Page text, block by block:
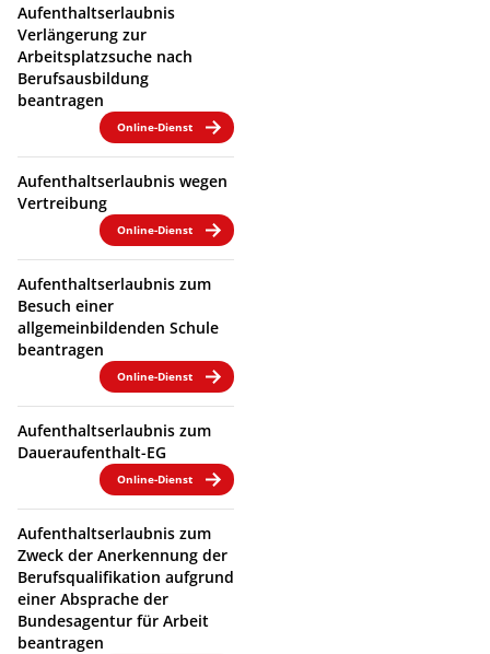
Aufenthaltserlaubnis
Verlängerung zur
Arbeitsplatzsuche nach
Berufsausbildung
beantragen
Online-Dienst
Aufenthaltserlaubnis wegen
Vertreibung
Online-Dienst
Aufenthaltserlaubnis zum
Besuch einer
allgemeinbildenden Schule
beantragen
Online-Dienst
Aufenthaltserlaubnis zum
Daueraufenthalt-EG
Online-Dienst
Aufenthaltserlaubnis zum
Zweck der Anerkennung der
Berufsqualifikation aufgrund
einer Absprache der
Bundesagentur für Arbeit
beantragen